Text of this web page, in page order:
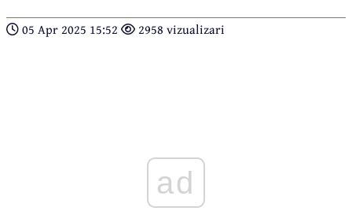
05 Apr 2025 15:52 2958 vizualizari
ad